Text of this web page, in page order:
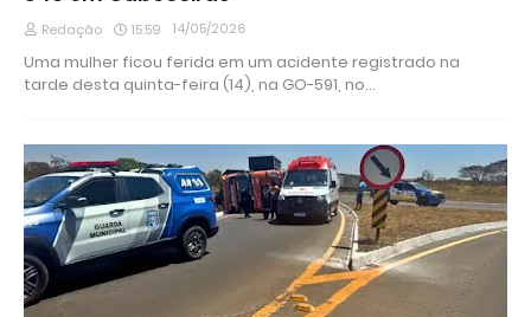
Redação 15:59 14/05/2026
Uma mulher ficou ferida em um acidente registrado na
tarde desta quinta-feira (14), na GO-591, no…